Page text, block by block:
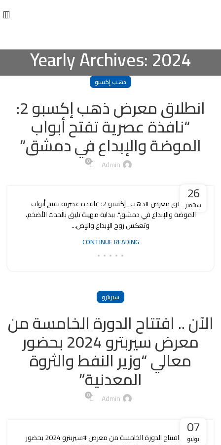
Yearly Archives: 2024
ذهـب إكسبو
انطلاق معرض ذهب إكسبو 2:
“نافذة عصرية تفتح أبواب
الموضة والإبداع في دمشق”
Admin
0
26
سبتمبر
انطلاق معرض #ذهب_إكسبو 2: "نافذة عصرية تفتح أبواب
الموضة والإبداع في دمشق". ببداية مهيبة تليق بالحدث الأضخم،
وتعكس روح الإبداع والإص...
CONTINUE READING
سيربترو
الآن .. افتتاح الدورة الخامسة من
معرض سيربترو 2024 بحضور
معالي “وزير النفط والثروة
المعدنية”
Admin
0
07
يوليو
الآن .. افتتاح الدورة الخامسة من معرض #سيربترو 2024 بحضور